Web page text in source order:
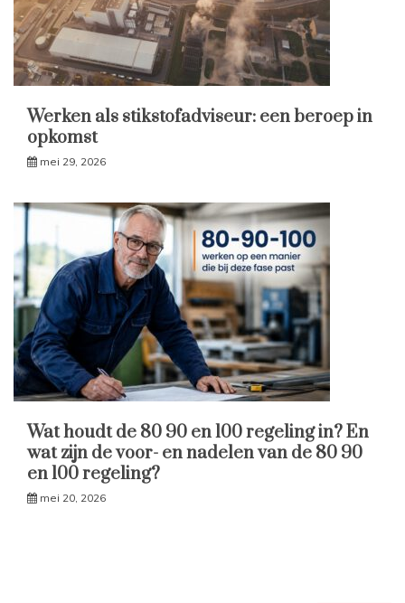
Werken als stikstofadviseur: een beroep in
opkomst
mei 29, 2026
Wat houdt de 80 90 en 100 regeling in? En
wat zijn de voor- en nadelen van de 80 90
en 100 regeling?
mei 20, 2026